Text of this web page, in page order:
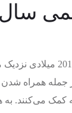
در مشهد
به واپسین روزهای
جمله همراه
به همین بهانه